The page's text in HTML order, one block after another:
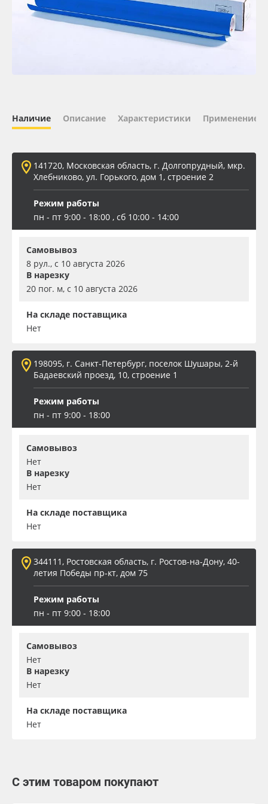
Oracal 641
Вспененный ПВХ
Баннер
Наличие Описание Характеристики Применение
141720, Московская область, г. Долгопрудный, мкр.
Хлебниково, ул. Горького, дом 1, строение 2
Режим работы
пн - пт 9:00 - 18:00 , сб 10:00 - 14:00
Самовывоз
8 рул., с 10 августа 2026
В нарезку
20 пог. м, с 10 августа 2026
На складе поставщика
Нет
198095, г. Санкт-Петербург, поселок Шушары, 2-й
Бадаевский проезд, 10, строение 1
Режим работы
пн - пт 9:00 - 18:00
Самовывоз
Нет
В нарезку
Нет
На складе поставщика
Нет
344111, Ростовская область, г. Ростов-на-Дону, 40-
летия Победы пр-кт, дом 75
Режим работы
пн - пт 9:00 - 18:00
Самовывоз
Нет
В нарезку
Нет
На складе поставщика
Нет
С этим товаром покупают